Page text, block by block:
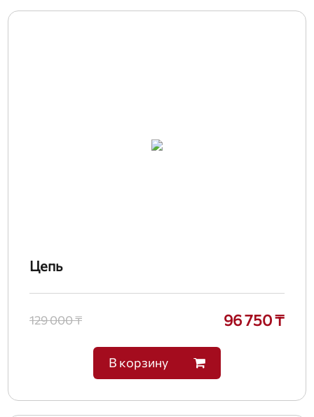
Цепь
129 000 ₸ 96 750 ₸
В корзину